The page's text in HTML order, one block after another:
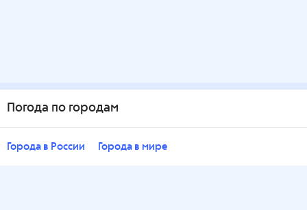
Погода по городам
Города в России Города в мире